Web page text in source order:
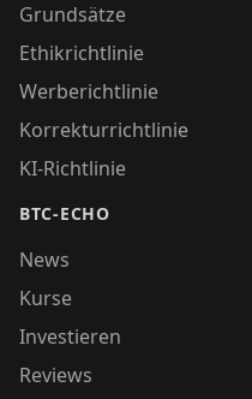
Grundsätze
Ethikrichtlinie
Werberichtlinie
Korrekturrichtlinie
KI-Richtlinie
BTC-ECHO
News
Kurse
Investieren
Reviews